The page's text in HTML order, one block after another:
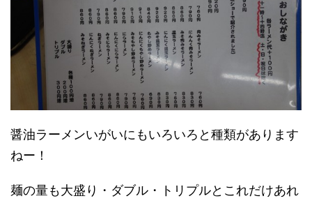
醤油ラーメンいがいにもいろいろと種類があります
ねー！
麺の量も大盛り・ダブル・トリプルとこれだけあれ